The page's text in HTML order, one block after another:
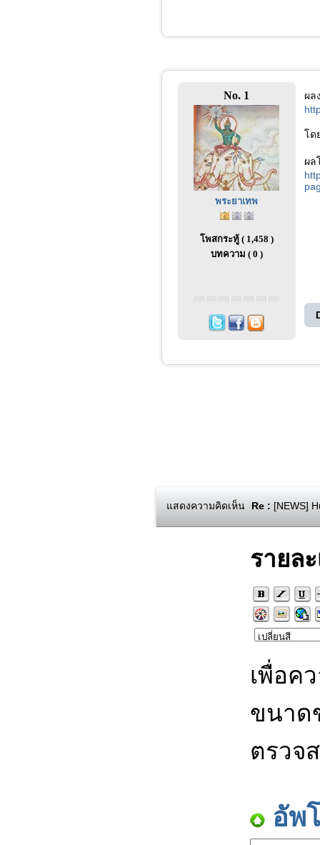
No. 1
พระยาเทพ
โพสกระทู้ ( 1,458 )
บทความ ( 0 )
ผล
โด
ผล
แสดงความคิดเห็น Re : [NEWS]
รายล
เพื่อค
ขนาด
ตรวจ
อัพ